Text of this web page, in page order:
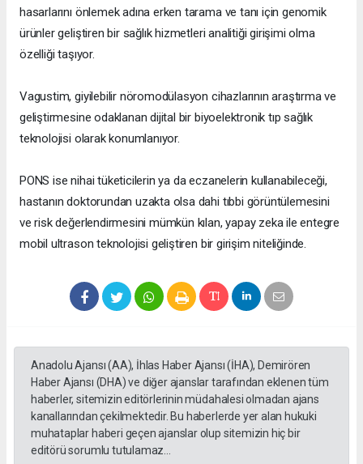
hasarlarını önlemek adına erken tarama ve tanı için genomik
ürünler geliştiren bir sağlık hizmetleri analitiği girişimi olma
özelliği taşıyor.
Vagustim, giyilebilir nöromodülasyon cihazlarının araştırma ve
geliştirmesine odaklanan dijital bir biyoelektronik tıp sağlık
teknolojisi olarak konumlanıyor.
PONS ise nihai tüketicilerin ya da eczanelerin kullanabileceği,
hastanın doktorundan uzakta olsa dahi tıbbi görüntülemesini
ve risk değerlendirmesini mümkün kılan, yapay zeka ile entegre
mobil ultrason teknolojisi geliştiren bir girişim niteliğinde.
Anadolu Ajansı (AA), İhlas Haber Ajansı (İHA), Demirören
Haber Ajansı (DHA) ve diğer ajanslar tarafından eklenen tüm
haberler, sitemizin editörlerinin müdahalesi olmadan ajans
kanallarından çekilmektedir. Bu haberlerde yer alan hukuki
muhataplar haberi geçen ajanslar olup sitemizin hiç bir
editörü sorumlu tutulamaz...